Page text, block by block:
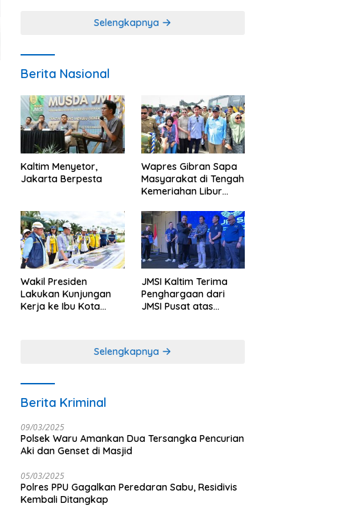
Selengkapnya
Berita Nasional
Kaltim Menyetor,
Jakarta Berpesta
Wapres Gibran Sapa
Masyarakat di Tengah
Kemeriahan Libur
Wakil Presiden
Lakukan Kunjungan
Kerja ke Ibu Kota
JMSI Kaltim Terima
Penghargaan dari
JMSI Pusat atas
Jurnalistik
Selengkapnya
Berita Kriminal
09/03/2025
Polsek Waru Amankan Dua Tersangka Pencurian
Aki dan Genset di Masjid
05/03/2025
Polres PPU Gagalkan Peredaran Sabu, Residivis
Kembali Ditangkap